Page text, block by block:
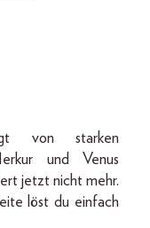
von starken
und Venus
jetzt nicht mehr.
löst du einfach